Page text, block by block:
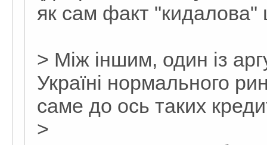
як сам факт "кидалова"
> Між іншим, один із
Україні нормального
саме до ось таких
>